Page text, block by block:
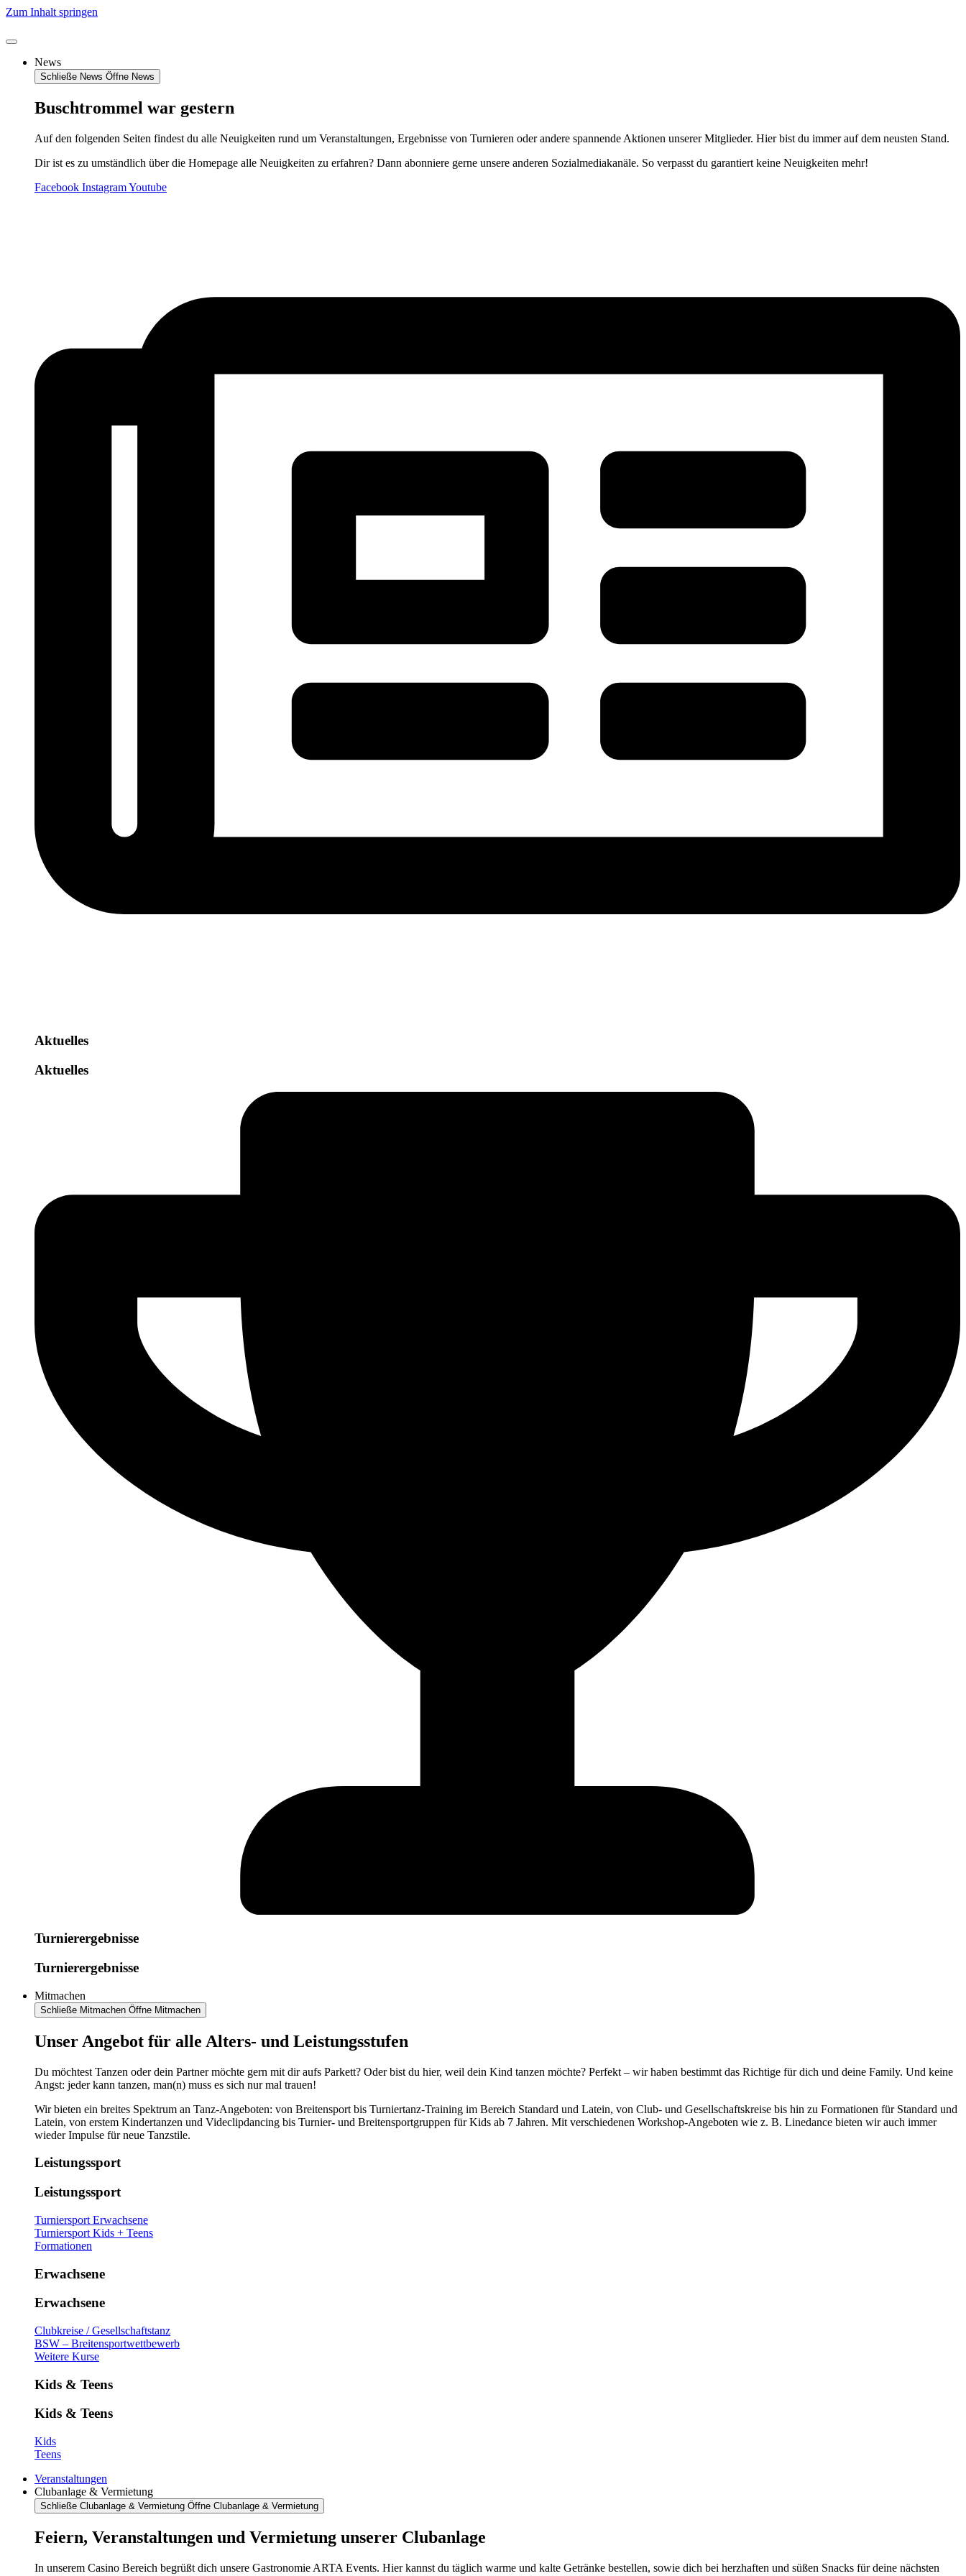
Zum Inhalt springen
News
Schließe News Öffne News
Buschtrommel war gestern
Auf den folgenden Seiten findest du alle Neuigkeiten rund um Veranstaltungen, Ergebnisse von Turnieren oder andere spannende Aktionen unserer Mitglieder. Hier bist du immer auf dem neusten Stand.
Dir ist es zu umständlich über die Homepage alle Neuigkeiten zu erfahren? Dann abonniere gerne unsere anderen Sozialmediakanäle. So verpasst du garantiert keine Neuigkeiten mehr!
Facebook InstagramYoutube
Aktuelles
Aktuelles
Turnierergebnisse
Turnierergebnisse
Mitmachen
Schließe Mitmachen Öffne Mitmachen
​​​Unser Angebot für alle Alters- und Leistungsstufen
Du möchtest Tanzen oder dein Partner möchte gern mit dir aufs Parkett? Oder bist du hier, weil dein Kind tanzen möchte? Perfekt – wir haben bestimmt das Richtige für dich und deine Family. Und keine
Angst: jeder kann tanzen, man(n) muss es sich nur mal trauen!
Wir bieten ein breites Spektrum an Tanz-Angeboten: von Breitensport bis Turniertanz-Training im Bereich Standard und Latein, von Club- und Gesellschaftskreise bis hin zu Formationen für Standard und
Latein, von erstem Kindertanzen und Videclipdancing bis Turnier- und Breitensportgruppen für Kids ab 7 Jahren. Mit verschiedenen Workshop-Angeboten wie z. B. Linedance bieten wir auch immer
wieder Impulse für neue Tanzstile.
Leistungssport
Leistungssport
Turniersport Erwachsene
Turniersport Kids + Teens
Formationen
Erwachsene
Erwachsene
Clubkreise / Gesellschaftstanz
BSW – Breitensportwettbewerb
Weitere Kurse
Kids & Teens
Kids & Teens
Kids
Teens
Veranstaltungen
Clubanlage & Vermietung
Schließe Clubanlage & Vermietung Öffne Clubanlage & Vermietung
Feiern, Veranstaltungen und Vermietung unserer Clubanlage
In unserem Casino Bereich begrüßt dich unsere Gastronomie ARTA Events. Hier kannst du täglich warme und kalte Getränke bestellen, sowie dich bei herzhaften und süßen Snacks für deine nächsten